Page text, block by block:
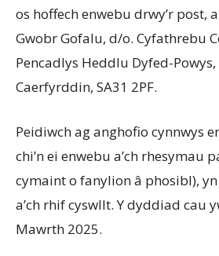
os hoffech enwebu drwy’r post,
Gwobr Gofalu, d/o. Cyfathrebu
Pencadlys Heddlu Dyfed-
Caerfyrddin, SA31 2PF.
Peidiwch ag anghofio cynnwys
chi’n ei enwebu a’ch rhesymau
cymaint o fanylion â phosibl), yn
a’ch rhif cyswllt. Y dyddiad cau
Mawrth 2025.